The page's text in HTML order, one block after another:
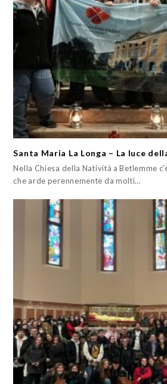
Santa Maria La Longa – La luce
Nella Chiesa della Natività a Betlemme
che arde perennemente da molti…